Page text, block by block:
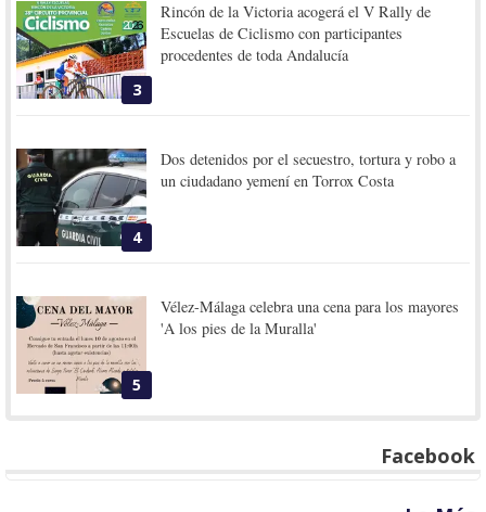
3
Rincón de la Victoria acogerá el V Rally de
Escuelas de Ciclismo con participantes
procedentes de toda Andalucía
4
Dos detenidos por el secuestro, tortura y robo a
un ciudadano yemení en Torrox Costa
5
Vélez-Málaga celebra una cena para los mayores
'A los pies de la Muralla'
Facebook